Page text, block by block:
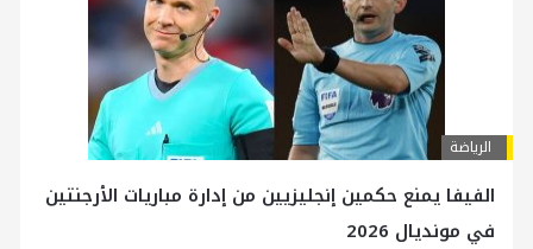
الرياضة
الفيفا يمنع حكمين إنجليزيين من إدارة مباريات الأرجنتين
في مونديال 2026